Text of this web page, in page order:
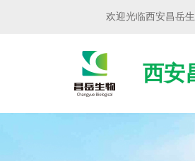
欢迎光临西安昌岳
西安